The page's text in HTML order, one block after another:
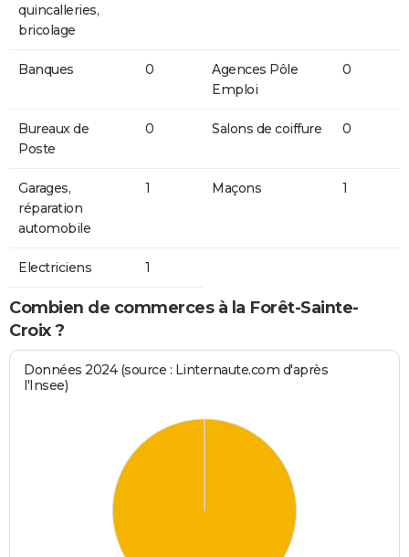
quincalleries,
bricolage
Banques 0
Agences Pôle
Emploi
0
Bureaux de
Poste
0 Salons de coiffure 0
Garages,
réparation
automobile
1 Maçons 1
Electriciens 1
Combien de commerces à la Forêt-Sainte-
Croix ?
Données 2024 (source : Linternaute.com d'après
l'Insee)